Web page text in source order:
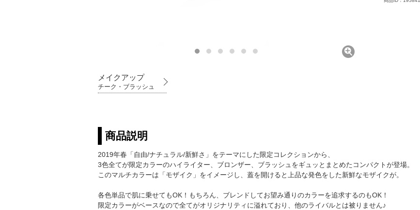
メイクアップ
チーク・ブラッシュ
商品説明
2019年春「自由/ナチュラル/新鮮さ」をテーマにした限定コレクションから、
3色全てが限定カラーのハイライター、ブロンザー、ブラッシュをギュッとまとめたコンパクトが登場。
このマルチカラーは「モザイク」をイメージし、蓋を開けると上品な発色をした新鮮なモザイクが。
各色単品で肌に乗せてもOK！もちろん、ブレンドしてお望み通りのカラーを追求するのもOK！
限定カラーがベースなので全てがオリジナリティに溢れており、他のライバルとは被りません♪